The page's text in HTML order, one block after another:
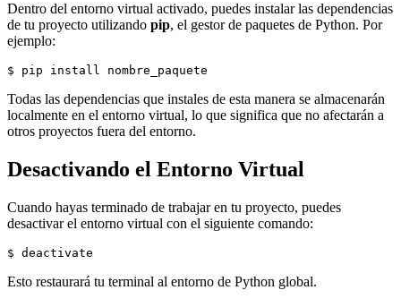
Dentro del entorno virtual activado, puedes instalar las dependencias
de tu proyecto utilizando pip, el gestor de paquetes de Python. Por
ejemplo:
$ pip install nombre_paquete
Todas las dependencias que instales de esta manera se almacenarán
localmente en el entorno virtual, lo que significa que no afectarán a
otros proyectos fuera del entorno.
Desactivando el Entorno Virtual
Cuando hayas terminado de trabajar en tu proyecto, puedes
desactivar el entorno virtual con el siguiente comando:
$ deactivate
Esto restaurará tu terminal al entorno de Python global.